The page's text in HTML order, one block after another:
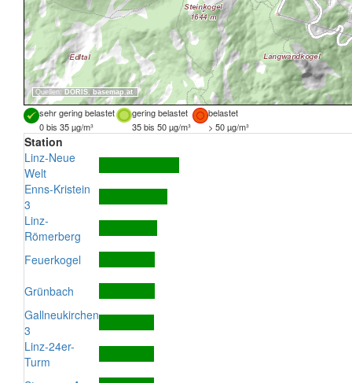
Quellen: DORIS, basemap.at
sehr gering belastet gering belastet
belastet
0 bis 35 µg/m³
35 bis 50 µg/m³ > 50 µg/m³
Station
Linz-Neue
Welt
Enns-Kristein
3
Linz-
Römerberg
Feuerkogel
Grünbach
Gallneukirchen
3
Linz-24er-
Turm